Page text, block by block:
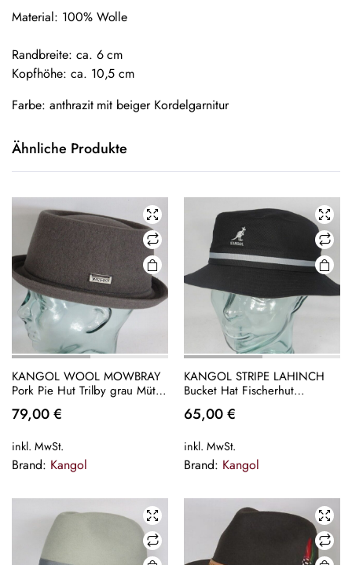
Material: 100% Wolle
Randbreite: ca. 6 cm
Kopfhöhe: ca. 10,5 cm
Farbe: anthrazit mit beiger Kordelgarnitur
Ähnliche Produkte
KANGOL WOOL MOWBRAY
Pork Pie Hut Trilby grau Mütze
PorkPie Wollhut NEU
79,00€
inkl. MwSt.
Brand: Kangol
KANGOL STRIPE LAHINCH
Bucket Hat Fischerhut
Schlapphut Stoffhut Hut
schwarz NEU
65,00€
inkl. MwSt.
Brand: Kangol